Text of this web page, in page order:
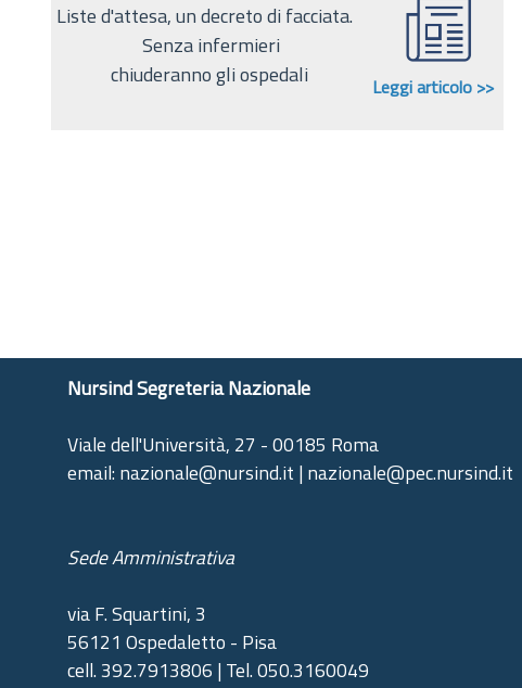
Liste d'attesa, un decreto di facciata.
Senza infermieri
chiuderanno gli ospedali
Leggi articolo >>
Nursind Segreteria Nazionale
Viale dell'Università, 27 - 00185 Roma
email: nazionale@nursind.it | nazionale@pec.nursind.it
Sede Amministrativa
via F. Squartini, 3
56121 Ospedaletto - Pisa
cell. 392.7913806 | Tel. 050.3160049